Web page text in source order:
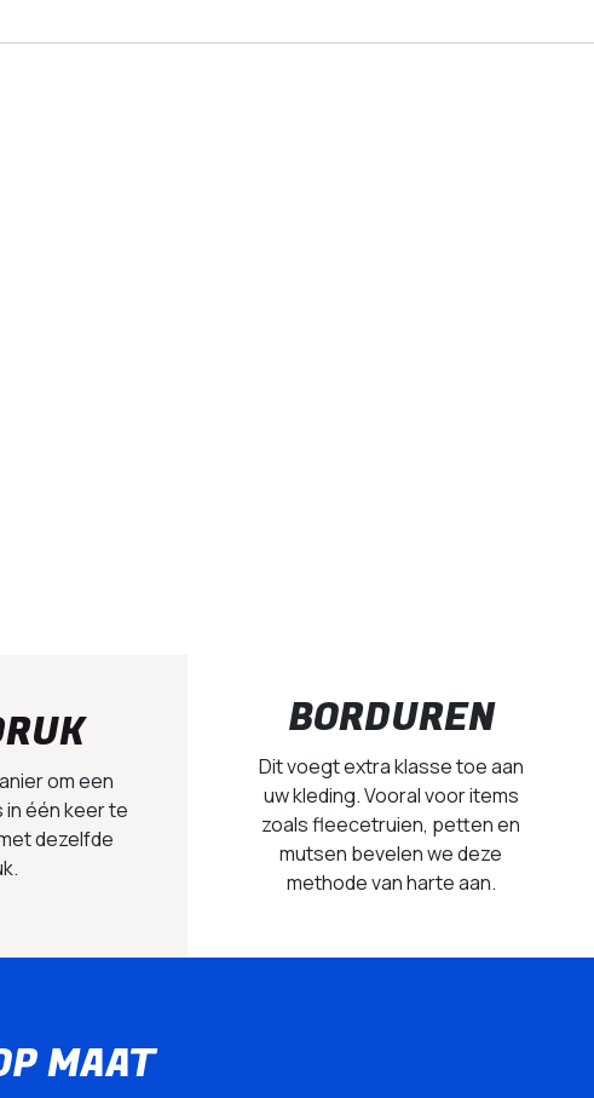
om een
één keer te
dezelfde
BORDUREN
Dit voegt extra klasse toe aan
uw kleding. Vooral voor items
zoals fleecetruien, petten en
mutsen bevelen we deze
methode van harte aan.
MAAT